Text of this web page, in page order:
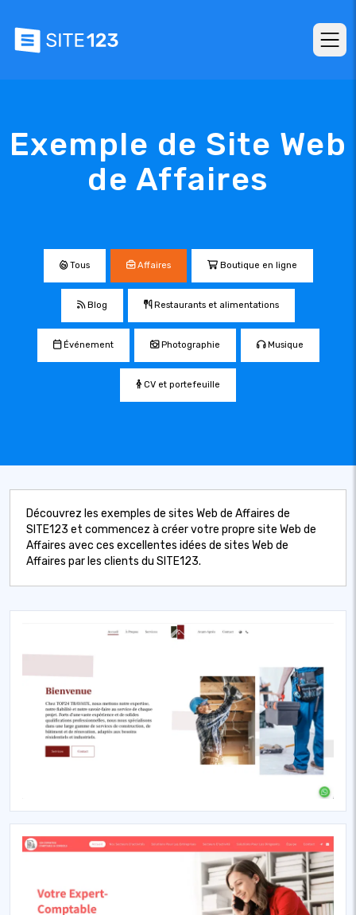
Exemple de Site Web
de Affaires
Tous Affaires Boutique en ligne
Blog Restaurants et alimentations
Événement Photographie Musique
CV et portefeuille
Découvrez les exemples de sites Web de Affaires de
SITE123 et commencez à créer votre propre site Web de
Affaires avec ces excellentes idées de sites Web de
Affaires par les clients du SITE123.